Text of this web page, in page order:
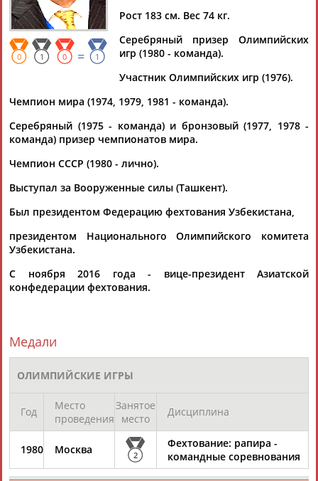
Дмитрий
Тамилла
АБАСОВА
Рамазан
АБАЧАРАЕВ
АБАШИДЗЕ
Флюра
БУЛАТОВА
Татьяна
Акжана
Каримжан
АБДРАХМАНОВ
Аделя
АБДРАХМАНОВА
Андрей
АБДУВАЛИЕВ
АБДУЛАЕВ
0 1 0 = 1
Рост 183 см. Вес 74 кг.
Серебряный призер Олимпийских
игр (1980 - команда).
Участник Олимпийских игр (1976).
Чемпион мира (1974, 1979, 1981 - команда).
Серебряный (1975 - команда) и бронзовый (1977, 1978 -
команда) призер чемпионатов мира.
Чемпион СССР (1980 - лично).
Выступал за Вооруженные силы (Ташкент).
Был президентом Федерацию фехтования Узбекистана,
президентом Национального Олимпийского комитета
Узбекистана.
С ноября 2016 года - вице-президент Азиатской
конфедерации фехтования.
Медали
ОЛИМПИЙСКИЕ ИГРЫ
Год
Место
проведения
Занятое
место
Дисциплина
1980 Москва 2
Фехтование: рапира -
командные соревнования